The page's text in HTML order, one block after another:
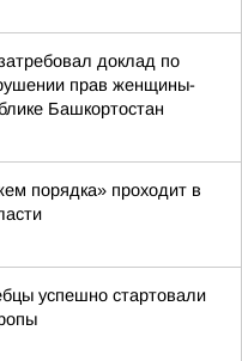
доклад по
прав женщины-
Башкортостан
порядка» проходит в
успешно стартовали